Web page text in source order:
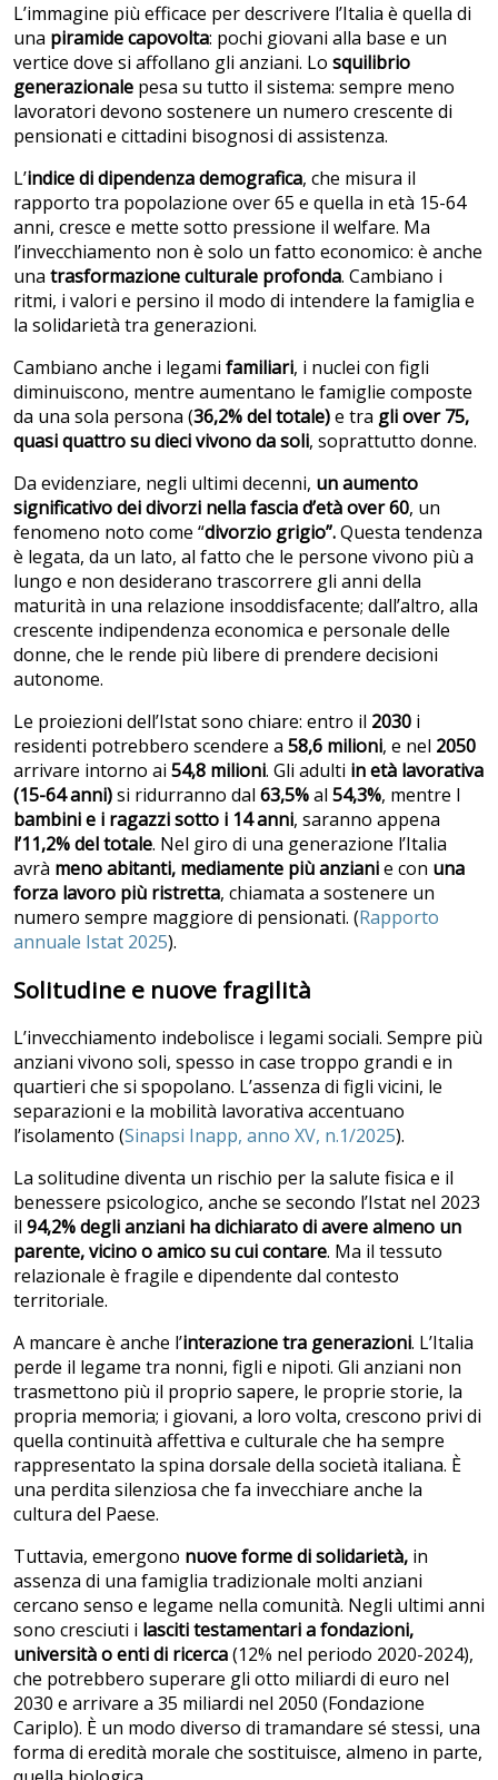
L’immagine più efficace per descrivere l’Italia è quella di
una piramide capovolta: pochi giovani alla base e un
vertice dove si affollano gli anziani. Lo squilibrio
generazionale pesa su tutto il sistema: sempre meno
lavoratori devono sostenere un numero crescente di
pensionati e cittadini bisognosi di assistenza.
L’indice di dipendenza demografica, che misura il
rapporto tra popolazione over 65 e quella in età 15-64
anni, cresce e mette sotto pressione il welfare. Ma
l’invecchiamento non è solo un fatto economico: è anche
una trasformazione culturale profonda. Cambiano i
ritmi, i valori e persino il modo di intendere la famiglia e
la solidarietà tra generazioni.
Cambiano anche i legami familiari, i nuclei con figli
diminuiscono, mentre aumentano le famiglie composte
da una sola persona (36,2% del totale)e tra gli over 75,
quasi quattro su dieci vivono da soli, soprattutto donne.
Da evidenziare, negli ultimi decenni, un aumento
significativo dei divorzi nella fascia d’età over 60, un
fenomeno noto come “divorzio grigio”.Questa tendenza
è legata, da un lato, al fatto che le persone vivono più a
lungo e non desiderano trascorrere gli anni della
maturità in una relazione insoddisfacente; dall’altro, alla
crescente indipendenza economica e personale delle
donne, che le rende più libere di prendere decisioni
autonome.
Le proiezioni dell’Istat sono chiare: entro il 2030 i
residenti potrebbero scendere a 58,6 milioni, e nel 2050
arrivare intorno ai 54,8 milioni. Gli adulti in età lavorativa
(15-64 anni)si ridurranno dal 63,5%al 54,3%, mentre I
bambini e i ragazzi sotto i 14 anni, saranno appena
l’11,2% del totale. Nel giro di una generazione l’Italia
avrà meno abitanti, mediamente più anzianie con una
forza lavoro più ristretta, chiamata a sostenere un
numero sempre maggiore di pensionati. (Rapporto
annuale Istat 2025).
Solitudine e nuove fragilità
L’invecchiamento indebolisce i legami sociali. Sempre più
anziani vivono soli, spesso in case troppo grandi e in
quartieri che si spopolano. L’assenza di figli vicini, le
separazioni e la mobilità lavorativa accentuano
l’isolamento (Sinapsi Inapp, anno XV, n.1/2025).
La solitudine diventa un rischio per la salute fisica e il
benessere psicologico, anche se secondo l’Istat nel 2023
il 94,2% degli anziani ha dichiarato di avere almeno un
parente, vicino o amico su cui contare. Ma il tessuto
relazionale è fragile e dipendente dal contesto
territoriale.
A mancare è anche l’interazione tra generazioni. L’Italia
perde il legame tra nonni, figli e nipoti. Gli anziani non
trasmettono più il proprio sapere, le proprie storie, la
propria memoria; i giovani, a loro volta, crescono privi di
quella continuità affettiva e culturale che ha sempre
rappresentato la spina dorsale della società italiana. È
una perdita silenziosa che fa invecchiare anche la
cultura del Paese.
Tuttavia, emergono nuove forme di solidarietà, in
assenza di una famiglia tradizionale molti anziani
cercano senso e legame nella comunità. Negli ultimi anni
sono cresciuti i lasciti testamentari a fondazioni,
università o enti di ricerca(12% nel periodo 2020-2024),
che potrebbero superare gli otto miliardi di euro nel
2030 e arrivare a 35 miliardi nel 2050 (Fondazione
Cariplo). È un modo diverso di tramandare sé stessi, una
forma di eredità morale che sostituisce, almeno in parte,